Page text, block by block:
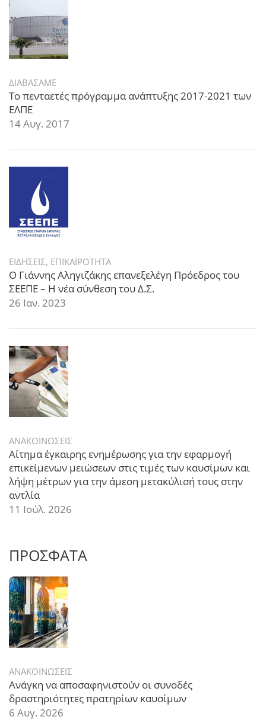
ΔΙΑΒΑΣΑΜΕ
Το πενταετές πρόγραμμα ανάπτυξης 2017-2021 των
ΕΛΠΕ
14 Αυγ. 2017
ΕΙΔΗΣΕΙΣ, ΕΠΙΚΑΙΡΟΤΗΤΑ
Ο Γιάννης Αληγιζάκης επανεξελέγη Πρόεδρος του
ΣΕΕΠΕ – Η νέα σύνθεση του Δ.Σ.
26 Ιαν. 2023
ΑΝΑΚΟΙΝΩΣΕΙΣ
Αίτημα έγκαιρης ενημέρωσης για την εφαρμογή
επικείμενων μειώσεων στις τιμές των καυσίμων και
λήψη μέτρων για την άμεση μετακύλισή τους στην
αντλία
11 Ιούλ. 2026
ΠΡΟΣΦΑΤΑ
ΑΝΑΚΟΙΝΩΣΕΙΣ
Ανάγκη να αποσαφηνιστούν οι συνοδές
δραστηριότητες πρατηρίων καυσίμων
6 Αυγ. 2026